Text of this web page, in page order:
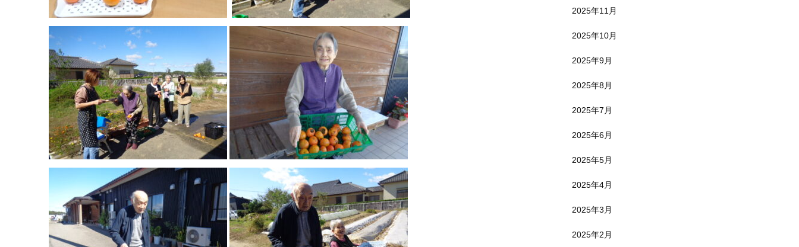
2025年11月
2025年10月
2025年9月
2025年8月
2025年7月
2025年6月
2025年5月
2025年4月
2025年3月
2025年2月